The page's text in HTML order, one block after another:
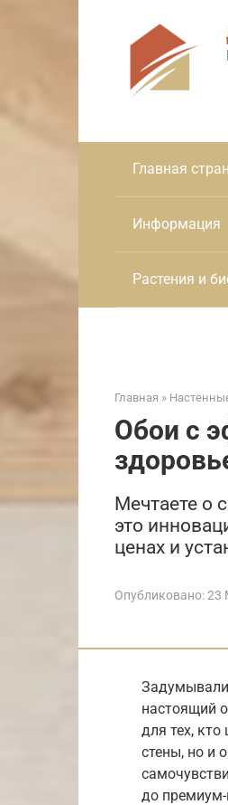
Главная
Информация
Растения и
Главная »
Обои с
Мечтаете о
это
ценах и
Опубликовано:23
настоящий
для тех,
стены, но и
до премиум-